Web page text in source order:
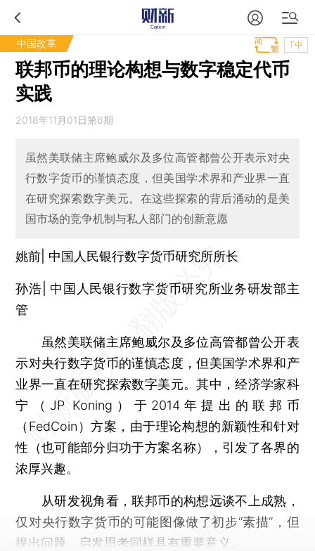
中国改革 T中
联邦币的理论构想与数字稳定代币
实践
2018年11月01日第6期
虽然美联储主席鲍威尔及多位高管都曾公开表示对央
行数字货币的谨慎态度，但美国学术界和产业界一直
在研究探索数字美元。在这些探索的背后涌动的是美
国市场的竞争机制与私人部门的创新意愿
姚前| 中国人民银行数字货币研究所所长
孙浩| 中国人民银行数字货币研究所业务研发部主
管
虽然美联储主席鲍威尔及多位高管都曾公开表
示对央行数字货币的谨慎态度，但美国学术界和产
业界一直在研究探索数字美元。其中，经济学家科
宁（JP Koning）于2014年提出的联邦币
（FedCoin）方案，由于理论构想的新颖性和针对
性（也可能部分归功于方案名称），引发了各界的
浓厚兴趣。
从研发视角看，联邦币的构想远谈不上成熟，
仅对央行数字货币的可能图像做了初步“素描”，但
提出问题、启发思考同样具有重要意义。